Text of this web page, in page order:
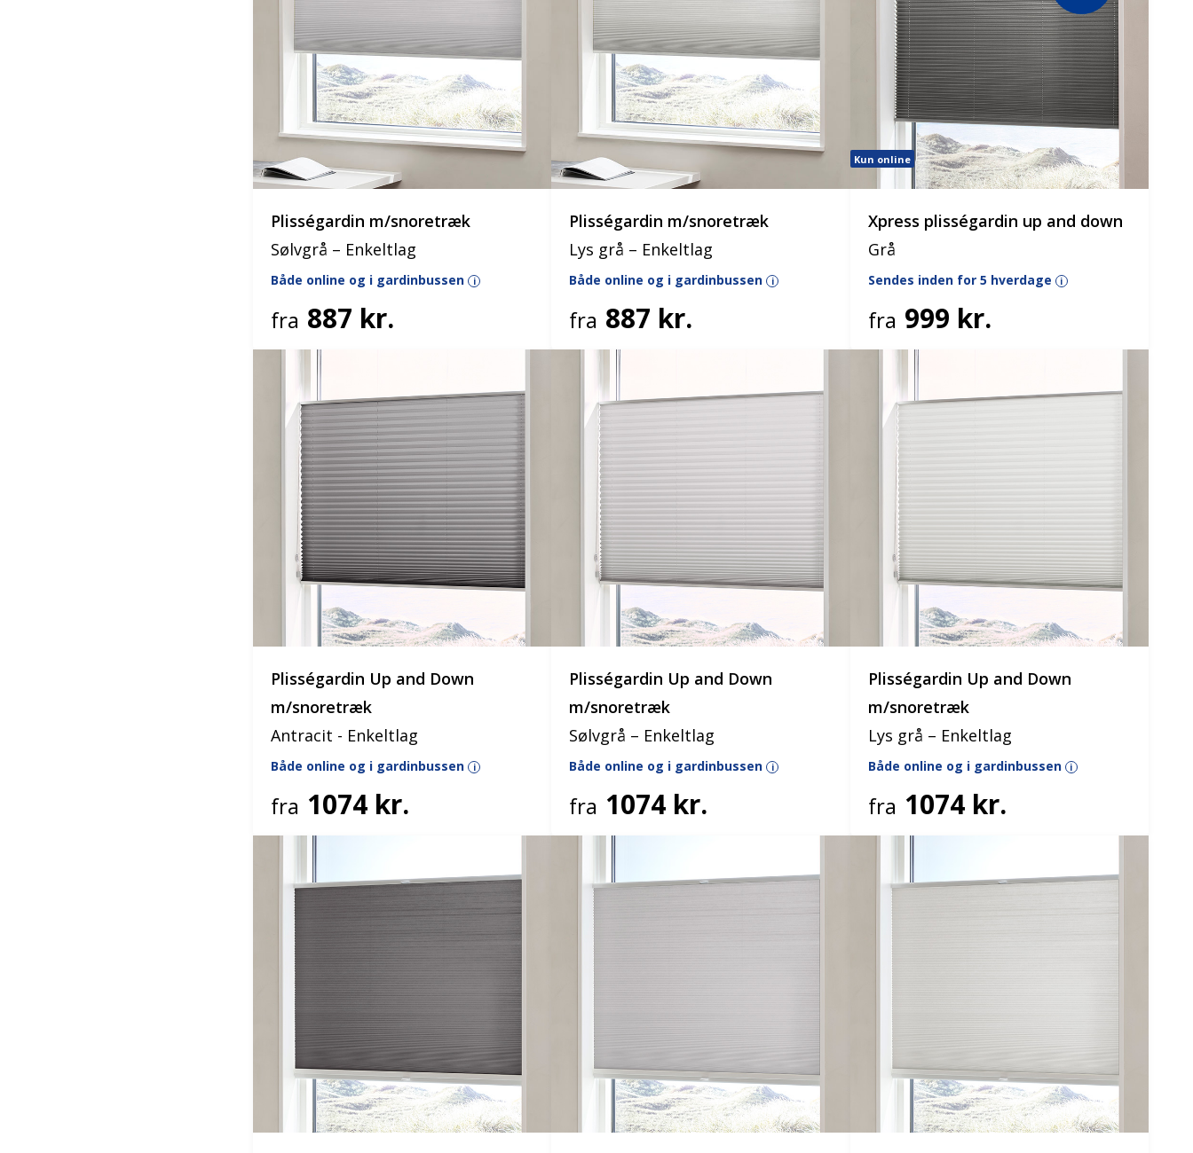
Plisségardin m/snoretræk
Sølvgrå – Enkeltlag
Både online og i gardinbussen i
fra 887 kr.
Plisségardin m/snoretræk
Lys grå – Enkeltlag
Både online og i gardinbussen i
fra 887 kr.
Kun online
Xpress plisségardin up and down
Grå
Sendes inden for 5 hverdage i
fra 999 kr.
Plisségardin Up and Down
m/snoretræk
Antracit - Enkeltlag
Både online og i gardinbussen i
fra 1074 kr.
Plisségardin Up and Down
m/snoretræk
Sølvgrå – Enkeltlag
Både online og i gardinbussen i
fra 1074 kr.
Plisségardin Up and Down
m/snoretræk
Lys grå – Enkeltlag
Både online og i gardinbussen i
fra 1074 kr.